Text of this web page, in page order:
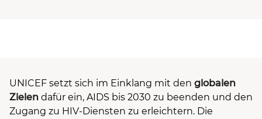
UNICEF setzt sich im Einklang mit den globalen
Zielen dafür ein, AIDS bis 2030 zu beenden und den
Zugang zu HIV-Diensten zu erleichtern. Die